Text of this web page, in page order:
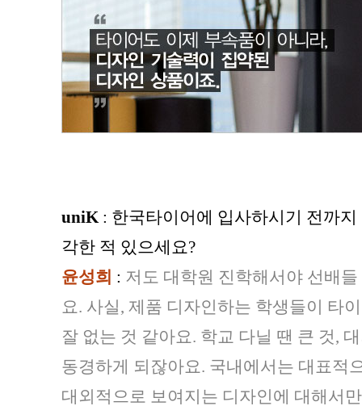
uniK : 한국타이어에 입사하시기 전까
각한 적 있으세요?
윤성희 : 저도 대학원 진학해서야 선배
요. 사실, 제품 디자인하는 학생들이 타
잘 없는 것 같아요. 학교 다닐 땐 큰 것,
동경하게 되잖아요. 국내에서는 대표적
대외적으로 보여지는 디자인에 대해서